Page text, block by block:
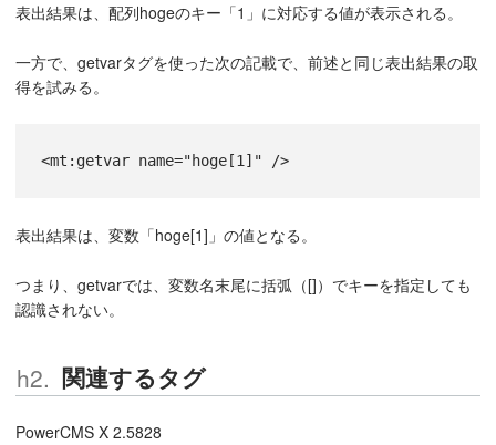
表出結果は、配列hogeのキー「1」に対応する値が表示される。
一方で、getvarタグを使った次の記載で、前述と同じ表出結果の取
得を試みる。
<mt:getvar name="hoge[1]" />
表出結果は、変数「hoge[1]」の値となる。
つまり、getvarでは、変数名末尾に括弧（[]）でキーを指定しても
認識されない。
関連するタグ
PowerCMS X 2.5828